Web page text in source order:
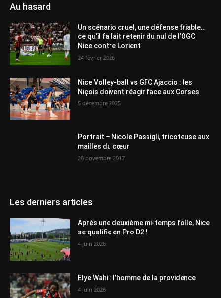
Au hasard
Un scénario cruel, une défense friable…
ce qu’il fallait retenir du nul de l’OGC
Nice contre Lorient
24 février 2026
Nice Volley-ball vs GFC Ajaccio : les
Niçois doivent réagir face aux Corses
5 décembre 2025
Portrait – Nicole Passigli, tricoteuse aux
mailles du cœur
28 novembre 2017
Les derniers articles
Après une deuxième mi-temps folle, Nice
se qualifie en Pro D2 !
4 juin 2026
Elye Wahi : l’homme de la providence
4 juin 2026